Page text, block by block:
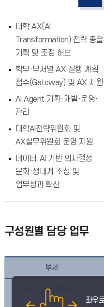
대학 AX(AI
Transformation) 전략 총괄
기획 및 조정 허브
학부·부서별 AX 실행 계획
접수(Gateway) 및 AX 지원
AI Agent 기획·개발·운영·
관리
대학AI전략위원회 및
AX실무위원회 운영 지원
데이터·AI 기반 의사결정
문화·생태계 조성 및
업무성과 확산
구성원별 담당 업무
부서
AIR추진단(AIR센터)